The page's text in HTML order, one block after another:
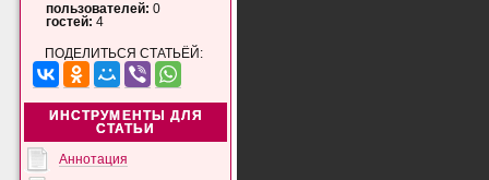
пользователей: 0
гостей: 4
ПОДЕЛИТЬСЯ СТАТЬЁЙ:
ИНСТРУМЕНТЫ ДЛЯ
СТАТЬИ
Аннотация